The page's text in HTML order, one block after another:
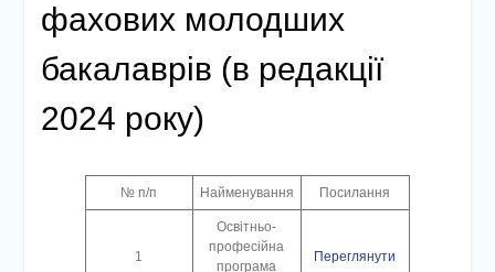
фахових молодших
бакалаврів (в редакції
2024 року)
№ п/п Найменування Посилання
1
Освітньо-
професійна
програма
Переглянути